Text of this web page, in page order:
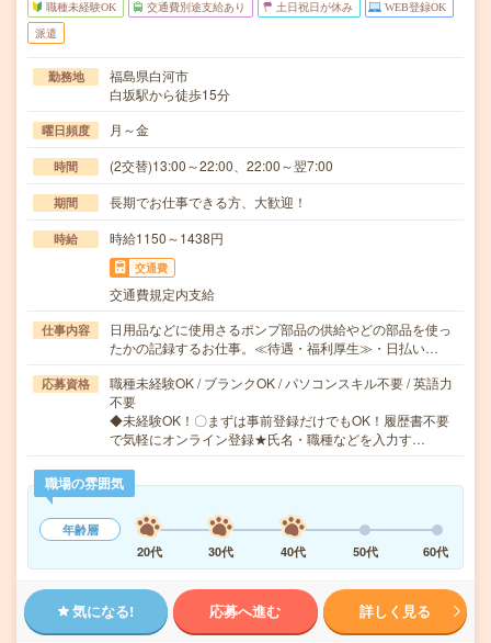
職種未経験OK 交通費別途支給あり 土日祝日が休み WEB登録OK
派遣
勤務地
福島県白河市
白坂駅から徒歩15分
曜日頻度 月～金
時間 (2交替)13:00～22:00、22:00～翌7:00
期間 長期でお仕事できる方、大歓迎！
時給 時給1150～1438円
交通費
交通費規定内支給
仕事内容
日用品などに使用さるポンプ部品の供給やどの部品を使っ
たかの記録するお仕事。≪待遇・福利厚生≫・日払い…
応募資格
職種未経験OK / ブランクOK / パソコンスキル不要 / 英語力
不要
◆未経験OK！〇まずは事前登録だけでもOK！履歴書不要
で気軽にオンライン登録★氏名・職種などを入力す…
職場の雰囲気
年齢層
20代
30代 40代 50代 60代
気になる! 応募へ進む 詳しく見る